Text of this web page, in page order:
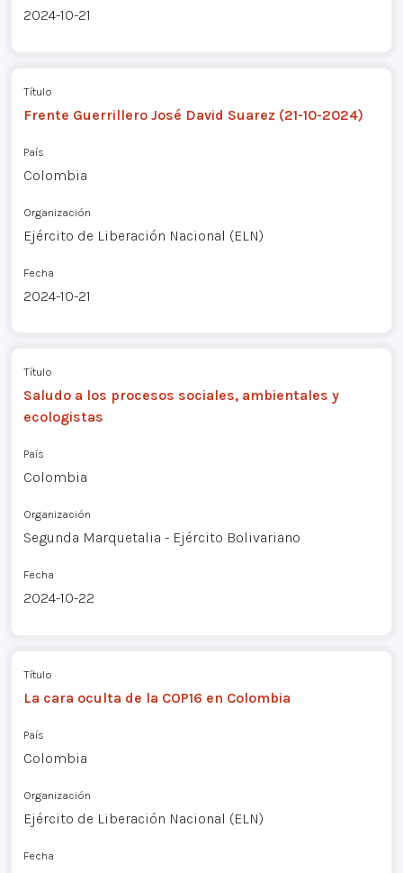
2024-10-21
Título
Frente Guerrillero José David Suarez (21-10-2024)
País
Colombia
Organización
Ejército de Liberación Nacional (ELN)
Fecha
2024-10-21
Título
Saludo a los procesos sociales, ambientales y
ecologistas
País
Colombia
Organización
Segunda Marquetalia - Ejército Bolivariano
Fecha
2024-10-22
Título
La cara oculta de la COP16 en Colombia
País
Colombia
Organización
Ejército de Liberación Nacional (ELN)
Fecha